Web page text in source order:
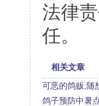
法律
任。
相关文章
可恶的鸽贩,随
鸽子预防中暑